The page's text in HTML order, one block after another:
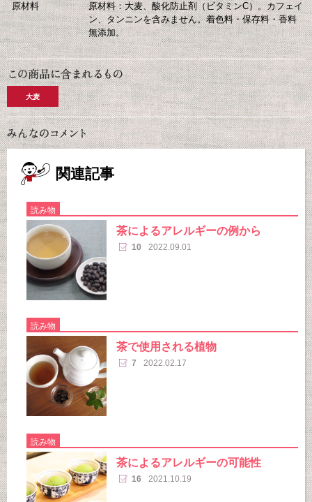
原材料
原材料：大麦、酸化防止剤（ビタミンC）。カフェイ
ン、タンニンを含みません。着色料・保存料・香料
無添加。
大麦
関連記事
読み物
茶によるアレルギーの例から
10 2022.09.01
読み物
茶で使用される植物
7 2022.02.17
読み物
茶によるアレルギーの可能性
16 2021.10.19